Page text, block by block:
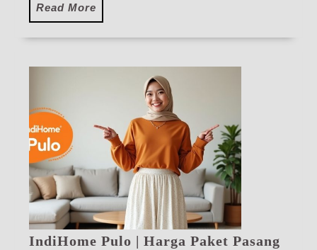
Read More
More
IndiHome Pulo | Harga Paket Pasang